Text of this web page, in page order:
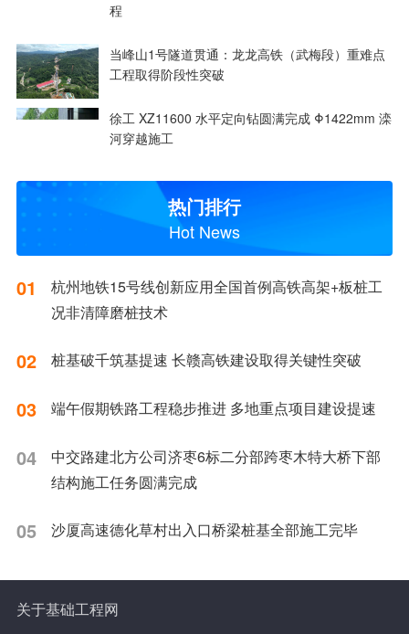
程
当峰山1号隧道贯通：龙龙高铁（武梅段）重难点
工程取得阶段性突破
徐工 XZ11600 水平定向钻圆满完成 Φ1422mm 滦
河穿越施工
热门排行
Hot News
01
杭州地铁15号线创新应用全国首例高铁高架+板桩工
况非清障磨桩技术
02 桩基破千筑基提速 长赣高铁建设取得关键性突破
03 端午假期铁路工程稳步推进 多地重点项目建设提速
04
中交路建北方公司济枣6标二分部跨枣木特大桥下部
结构施工任务圆满完成
05 沙厦高速德化草村出入口桥梁桩基全部施工完毕
关于基础工程网